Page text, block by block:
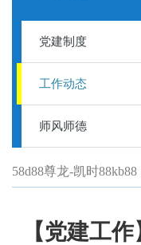
党建制度
工作动态
师风师德
58d88尊龙-凯时88kb88
【党建工